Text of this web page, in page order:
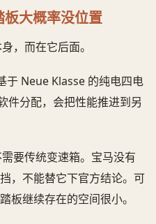
大概率没位置
，而在它后面。
于 Neue Klasse 的纯电四电
件分配，会把性能推进到另
要传统变速箱。宝马没有
，不能替它下官方结论。可
板继续存在的空间很小。